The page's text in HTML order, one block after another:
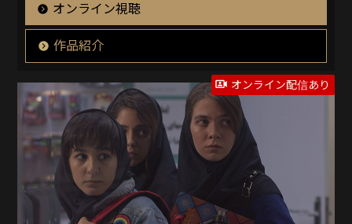
オンライン視聴
作品紹介
オンライン配信あり